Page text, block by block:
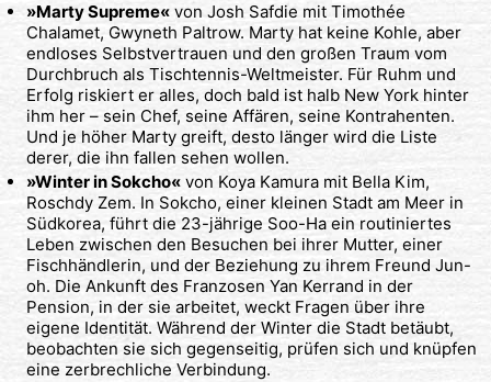
»Marty Supreme«von Josh Safdie mit Timothée
Chalamet, Gwyneth Paltrow. Marty hat keine Kohle, aber
endloses Selbstvertrauen und den großen Traum vom
Durchbruch als Tischtennis-Weltmeister. Für Ruhm und
Erfolg riskiert er alles, doch bald ist halb New York hinter
ihm her – sein Chef, seine Affären, seine Kontrahenten.
Und je höher Marty greift, desto länger wird die Liste
derer, die ihn fallen sehen wollen.
»Winter in Sokcho«von Koya Kamura mit Bella Kim,
Roschdy Zem. In Sokcho, einer kleinen Stadt am Meer in
Südkorea, führt die 23-jährige Soo-Ha ein routiniertes
Leben zwischen den Besuchen bei ihrer Mutter, einer
Fischhändlerin, und der Beziehung zu ihrem Freund Jun-
oh. Die Ankunft des Franzosen Yan Kerrand in der
Pension, in der sie arbeitet, weckt Fragen über ihre
eigene Identität. Während der Winter die Stadt betäubt,
beobachten sie sich gegenseitig, prüfen sich und knüpfen
eine zerbrechliche Verbindung.